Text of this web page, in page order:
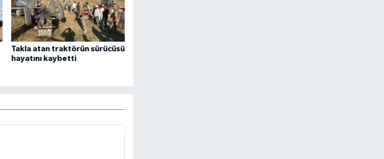
Takla atan traktörün sürücüsü
hayatını kaybetti